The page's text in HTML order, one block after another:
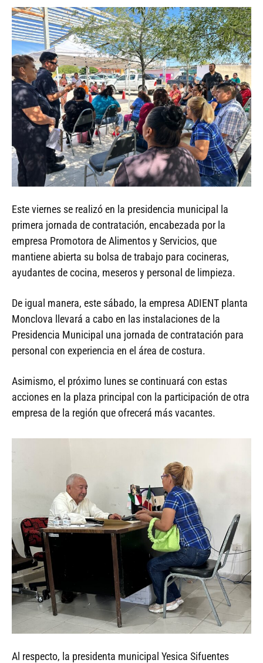
Este viernes se realizó en la presidencia municipal la
primera jornada de contratación, encabezada por la
empresa Promotora de Alimentos y Servicios, que
mantiene abierta su bolsa de trabajo para cocineras,
ayudantes de cocina, meseros y personal de limpieza.
De igual manera, este sábado, la empresa ADIENT planta
Monclova llevará a cabo en las instalaciones de la
Presidencia Municipal una jornada de contratación para
personal con experiencia en el área de costura.
Asimismo, el próximo lunes se continuará con estas
acciones en la plaza principal con la participación de otra
empresa de la región que ofrecerá más vacantes.
Al respecto, la presidenta municipal Yesica Sifuentes